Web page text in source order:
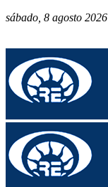
sábado, 8 agosto 2026